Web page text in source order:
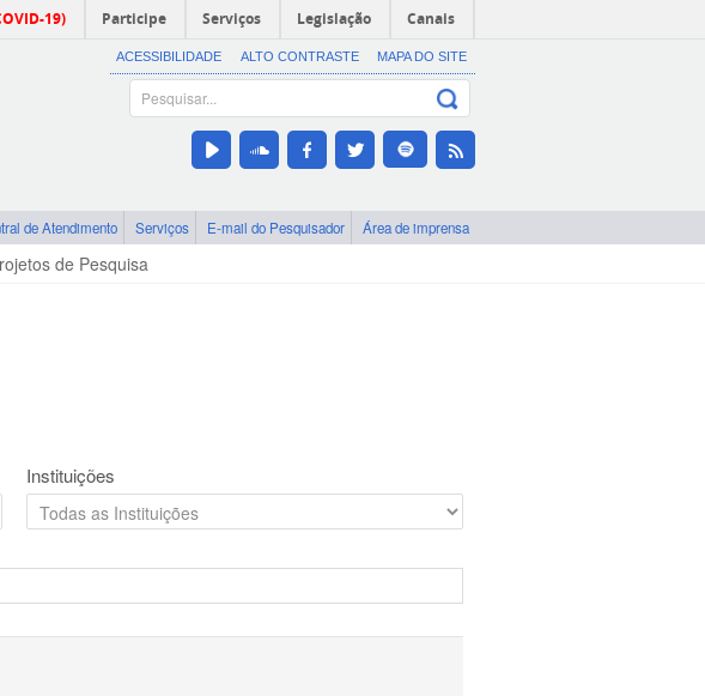
19) Participe Serviços Legislação Canais
ACESSIBILIDADE ALTO CONTRASTE MAPA DO SITE
de Atendimento Serviços E-mail do Pesquisador Área de imprensa
de Pesquisa
Instituições